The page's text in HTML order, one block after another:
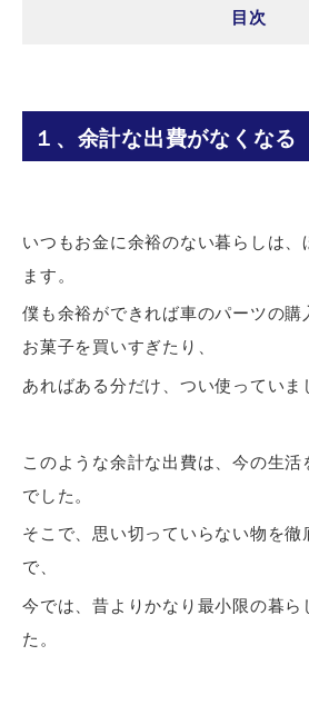
目次
１、余計な出費がなくなる
いつもお金に余裕のない暮らしは、
ます。
僕も余裕ができれば車のパーツの購
お菓子を買いすぎたり、
あればある分だけ、つい使っていま
このような余計な出費は、今の生活
でした。
そこで、思い切っていらない物を徹
で、
今では、昔よりかなり最小限の暮ら
た。